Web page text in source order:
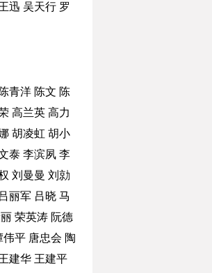
迅 吴天行 罗
陈青洋 陈文 陈
高兰英 高力
胡凌虹 胡小
泰 李滨夙 李
刘曼曼 刘勍
吕丽军 吕晓 马
荣英涛 阮德
伟平 唐忠会 陶
建华 王建平